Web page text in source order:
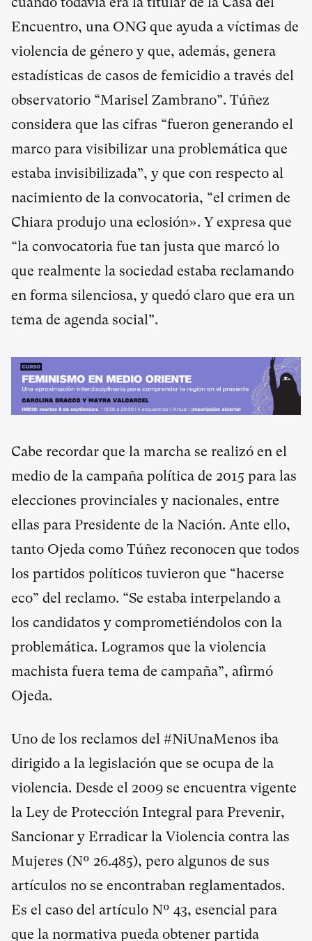
Encuentro, una ONG que ayuda a víctimas de
violencia de género y que, además, genera
estadísticas de casos de femicidio a través del
observatorio “Marisel Zambrano”. Túñez
considera que las cifras “fueron generando el
marco para visibilizar una problemática que
estaba invisibilizada”, y que con respecto al
nacimiento de la convocatoria, “el crimen de
Chiara produjo una eclosión». Y expresa que
“la convocatoria fue tan justa que marcó lo
que realmente la sociedad estaba reclamando
en forma silenciosa, y quedó claro que era un
tema de agenda social”.
Cabe recordar que la marcha se realizó en el
medio de la campaña política de 2015 para las
elecciones provinciales y nacionales, entre
ellas para Presidente de la Nación. Ante ello,
tanto Ojeda como Túñez reconocen que todos
los partidos políticos tuvieron que “hacerse
eco” del reclamo. “Se estaba interpelando a
los candidatos y comprometiéndolos con la
problemática. Logramos que la violencia
machista fuera tema de campaña”, afirmó
Ojeda.
Uno de los reclamos del #NiUnaMenos iba
dirigido a la legislación que se ocupa de la
violencia. Desde el 2009 se encuentra vigente
la Ley de Protección Integral para Prevenir,
Sancionar y Erradicar la Violencia contra las
Mujeres (Nº 26.485), pero algunos de sus
artículos no se encontraban reglamentados.
Es el caso del artículo Nº 43, esencial para
que la normativa pueda obtener partida